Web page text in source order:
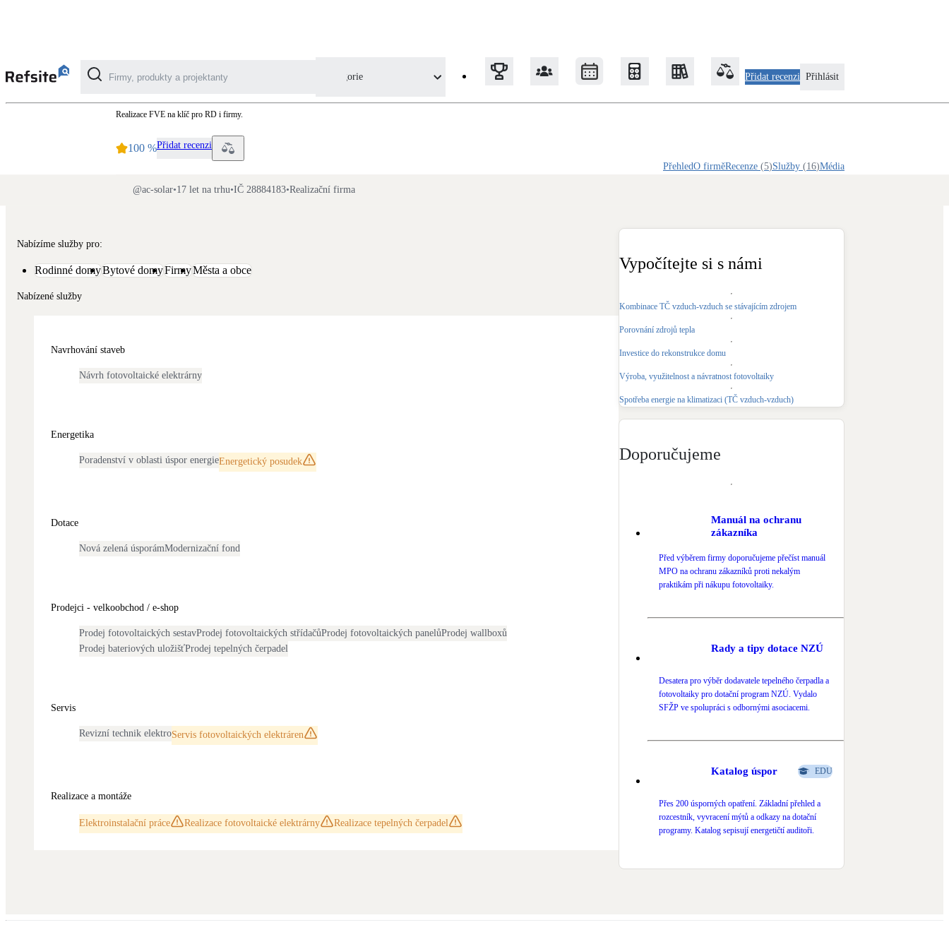
Kategorie Přidat recenzi Přihlásit
Obálka budovy
Tepelná čerpadla na chlazení
Větrání s rekuperací
Rekonstrukce
Novostavby
Stínicí technika Kamna / krby
Doplňkové zdroje vytápění
LED osvětlení
Vegetační střechy
AC SOLAR
Realizace FVE na klíč pro RD i firmy.
100 %Přidat recenzi
PřehledO firměRecenze (5)Služby (16)Média
@ac-solar•17 let na trhu•IČ 28884183•Realizační firma
Nabízíme služby pro:
Rodinné domyBytové domyFirmyMěsta a obce
Nabízené služby
Navrhování staveb
Návrh fotovoltaické elektrárny
Energetika
Poradenství v oblasti úspor energieEnergetický posudek
Dotace
Nová zelená úsporámModernizační fond
Prodejci - velkoobchod / e-shop
Prodej fotovoltaických sestavProdej fotovoltaických střídačůProdej fotovoltaických panelůProdej wallboxů
Prodej bateriových uložišťProdej tepelných čerpadel
Servis
Revizní technik elektroServis fotovoltaických elektráren
Realizace a montáže
Elektroinstalační práce Realizace fotovoltaické elektrárny Realizace tepelných čerpadel
Vypočítejte si s námi
Kombinace TČ vzduch-vzduch se stávajícím zdrojem
Porovnání zdrojů tepla
Investice do rekonstrukce domu
Výroba, využitelnost a návratnost fotovoltaiky
Spotřeba energie na klimatizaci (TČ vzduch-vzduch)
Doporučujeme
Manuál na ochranu
zákazníka
Před výběrem firmy doporučujeme přečíst manuál
MPO na ochranu zákazníků proti nekalým
praktikám při nákupu fotovoltaiky.
Rady a tipy dotace NZÚ
Desatera pro výběr dodavatele tepelného čerpadla a
fotovoltaiky pro dotační program NZÚ. Vydalo
SFŽP ve spolupráci s odbornými asociacemi.
Katalog úspor EDU
Přes 200 úsporných opatření. Základní přehled a
rozcestník, vyvracení mýtů a odkazy na dotační
programy. Katalog sepisují energetičtí auditoři.